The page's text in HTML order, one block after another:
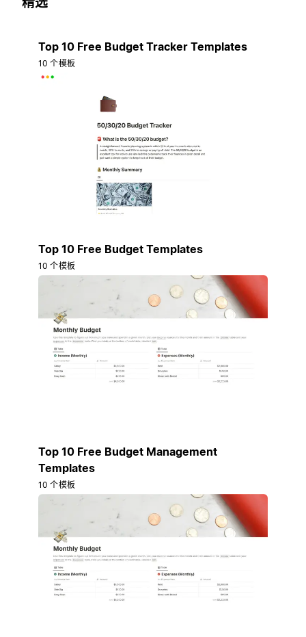
Top 10 Free Budget Tracker Templates
10 个模板
Top 10 Free Budget Templates
10 个模板
Top 10 Free Budget Management
Templates
10 个模板